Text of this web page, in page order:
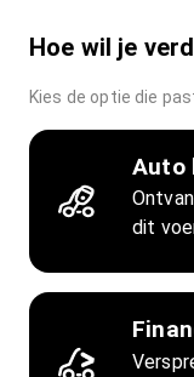
Hoe wil je
Kies de optie die
Auto
dit